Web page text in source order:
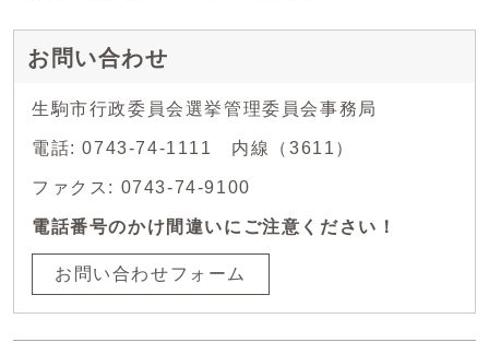
お問い合わせ
生駒市行政委員会選挙管理委員会事務局
電話: 0743-74-1111 内線（3611）
ファクス: 0743-74-9100
電話番号のかけ間違いにご注意ください！
お問い合わせフォーム